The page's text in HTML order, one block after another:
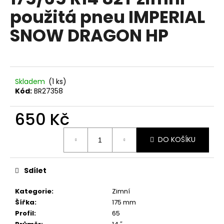
5
hvězdiček.
použitá pneu IMPERIAL
SNOW DRAGON HP
Skladem (1 ks)
Kód: BR27358
650 Kč
DO KOŠÍKU
Kategorie:
Zimní
Šířka:
175 mm
Profil:
65
Sdílet
a
j
í
?
D
o
o
u